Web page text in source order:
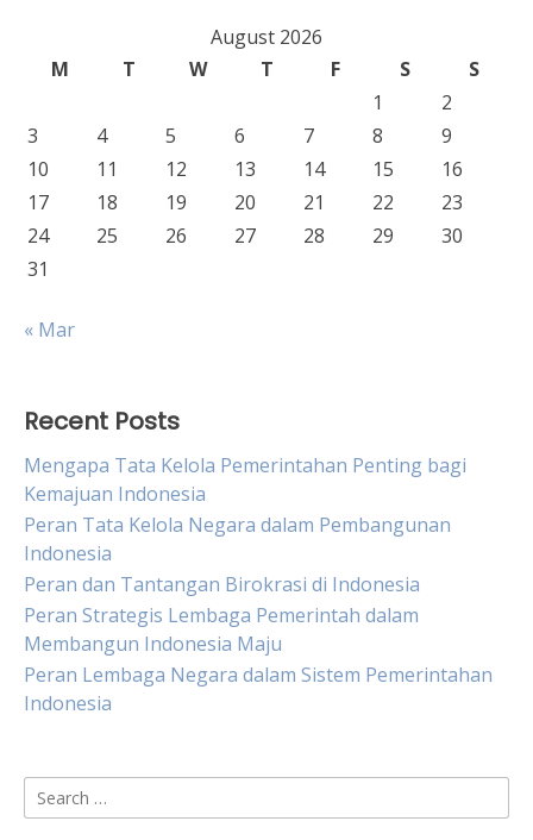
August 2026
M
T W T F S
S
1
2
3
4 5 6 7 8
9
10
11 12 13 14 15
16
17
18 19 20 21 22
23
24
25 26 27 28 29
30
31
« Mar
Recent Posts
Mengapa Tata Kelola Pemerintahan Penting bagi
Kemajuan Indonesia
Peran Tata Kelola Negara dalam Pembangunan
Indonesia
Peran dan Tantangan Birokrasi di Indonesia
Peran Strategis Lembaga Pemerintah dalam
Membangun Indonesia Maju
Peran Lembaga Negara dalam Sistem Pemerintahan
Indonesia
Search
for: